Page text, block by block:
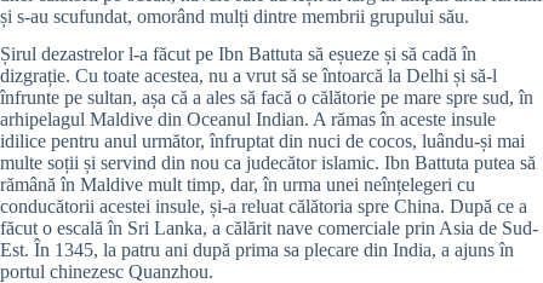
și s-au scufundat, omorând mulți dintre membrii grupului său.
Șirul dezastrelor l-a făcut pe Ibn Battuta să eșueze și să cadă în
dizgrație. Cu toate acestea, nu a vrut să se întoarcă la Delhi și să-l
înfrunte pe sultan, așa că a ales să facă o călătorie pe mare spre sud, în
arhipelagul Maldive din Oceanul Indian. A rămas în aceste insule
idilice pentru anul următor, înfruptat din nuci de cocos, luându-și mai
multe soții și servind din nou ca judecător islamic. Ibn Battuta putea să
rămână în Maldive mult timp, dar, în urma unei neînțelegeri cu
conducătorii acestei insule, și-a reluat călătoria spre China. După ce a
făcut o escală în Sri Lanka, a călărit nave comerciale prin Asia de Sud-
Est. În 1345, la patru ani după prima sa plecare din India, a ajuns în
portul chinezesc Quanzhou.